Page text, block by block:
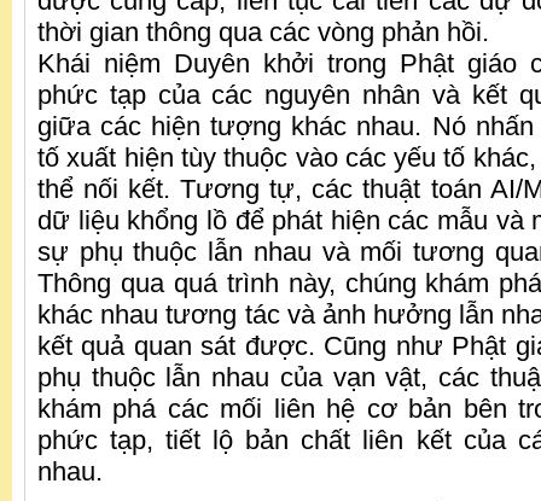
thời gian thông qua các vòng phản hồi.
Khái niệm Duyên khởi trong Phật giáo
phức tạp của các nguyên nhân và kết
giữa các hiện tượng khác nhau. Nó
tố xuất hiện tùy thuộc vào các yếu tố
thể nối kết. Tương tự, các thuật toán AI/
dữ liệu khổng lồ để phát hiện các mẫu và
sự phụ thuộc lẫn nhau và mối tương
Thông qua quá trình này, chúng khám
khác nhau tương tác và ảnh hưởng lẫn
kết quả quan sát được. Cũng như Phật
phụ thuộc lẫn nhau của vạn vật, các
khám phá các mối liên hệ cơ bản bên
phức tạp, tiết lộ bản chất liên kết của
nhau.